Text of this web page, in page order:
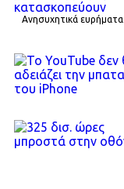
Ανησυχητικά ευρήματα